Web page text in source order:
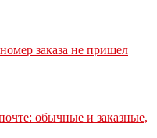
заказа не пришел
обычные и заказные,